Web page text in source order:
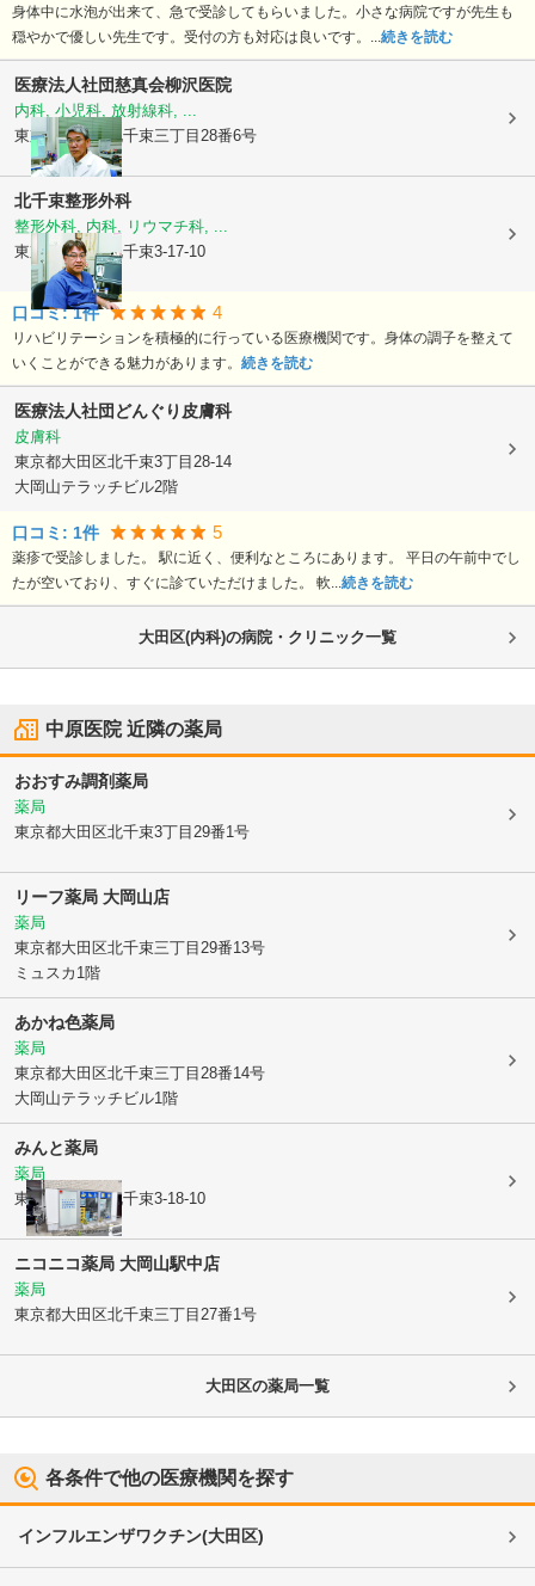
身体中に水泡が出来て、急で受診してもらいました。小さな病院ですが先生も
穏やかで優しい先生です。受付の方も対応は良いです。...続きを読む
医療法人社団慈真会柳沢医院
内科, 小児科, 放射線科, ...
東京都大田区北千束三丁目28番6号
北千束整形外科
整形外科, 内科, リウマチ科, ...
東京都大田区北千束3-17-10
口コミ:1件 4
リハビリテーションを積極的に行っている医療機関です。身体の調子を整えて
いくことができる魅力があります。 続きを読む
医療法人社団 どんぐり皮膚科
皮膚科
東京都大田区北千束3丁目28-14
大岡山テラッチビル2階
口コミ: 1件 5
薬疹で受診しました。 駅に近く、便利なところにあります。 平日の午前中でし
たが空いており、すぐに診ていただけました。 軟...続きを読む
大田区(内科)の病院・クリニック一覧
中原医院近隣の薬局
おおすみ調剤薬局
薬局
東京都大田区北千束3丁目29番1号
リーフ薬局 大岡山店
薬局
東京都大田区北千束三丁目29番13号
ミュスカ1階
あかね色薬局
薬局
東京都大田区北千束三丁目28番14号
大岡山テラッチビル1階
みんと薬局
薬局
東京都大田区北千束3-18-10
ニコニコ薬局 大岡山駅中店
薬局
東京都大田区北千束三丁目27番1号
大田区の薬局一覧
各条件で他の医療機関を探す
インフルエンザワクチン(大田区)